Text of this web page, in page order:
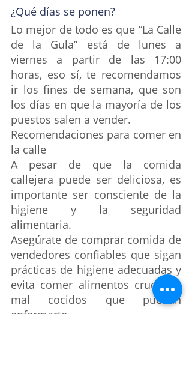
¿Qué días se ponen?
Lo mejor de todo es que “La Calle
de la Gula” está de lunes a
viernes a partir de las 17:00
horas, eso sí, te recomendamos
ir los fines de semana, que son
los días en que la mayoría de los
puestos salen a vender.
Recomendaciones para comer en
la calle
A pesar de que la comida
callejera puede ser deliciosa, es
importante ser consciente de la
higiene y la seguridad
alimentaria.
Asegúrate de comprar comida de
vendedores confiables que sigan
prácticas de higiene adecuadas y
evita comer alimentos crudos o
mal cocidos que puedan
enfermarte.